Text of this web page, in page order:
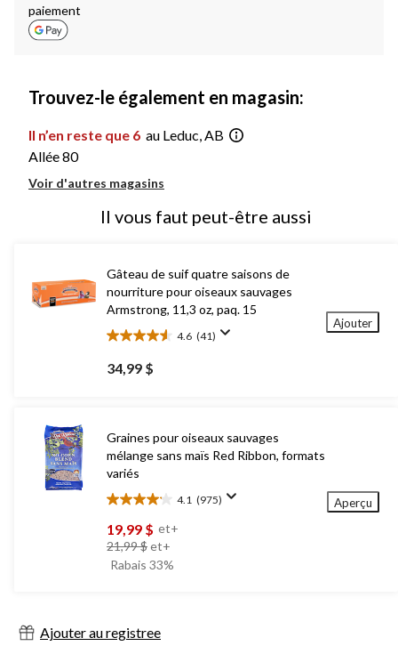
paiement
Trouvez-le également en magasin:
Il n’en reste que 6 au Leduc, AB
Allée 80
Voir d'autres magasins
Il vous faut peut-être aussi
Gâteau de suif quatre saisons de
nourriture pour oiseaux sauvages
Armstrong, 11,3 oz, paq. 15
4.6 (41)
4.6
étoile(s)
sur
34,99 $
Ajouter
Graines pour oiseaux sauvages
mélange sans maïs Red Ribbon, formats
variés
4.1 (975)
4.1
étoile(s)
sur
5.
975
19,99 $ et+
21,99 $et+
était
Rabais 33%
Aperçu
Ajouter au registree